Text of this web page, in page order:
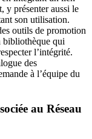
y présenter aussi le
son utilisation.
outils de promotion
bibliothèque qui
l’intégrité.
des
à l’équipe du
au Réseau